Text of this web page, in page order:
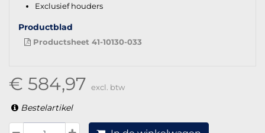
Exclusief houders
Productblad
Productsheet 41-10130-033
€ 584,97 excl. btw
Bestelartikel